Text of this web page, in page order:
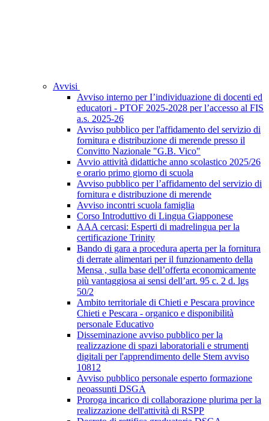
Avvisi
Avviso interno per I’individuazione di docenti ed
educatori - PTOF 2025-2028 per l’accesso al FIS
a.s. 2025-26
Avviso pubblico per l'affidamento del servizio di
fornitura e distribuzione di merende presso il
Convitto Nazionale "G.B. Vico"
Avvio attività didattiche anno scolastico 2025/26
e orario primo giorno di scuola
Avviso pubblico per l’affidamento del servizio di
fornitura e distribuzione di merende
Avviso incontri scuola famiglia
Corso Introduttivo di Lingua Giapponese
AAA cercasi: Esperti di madrelingua per la
certificazione Trinity
Bando di gara a procedura aperta per la fornitura
di derrate alimentari per il funzionamento della
Mensa , sulla base dell’offerta economicamente
più vantaggiosa ai sensi dell’art. 95 c. 2 d. lgs
50/2
Ambito territoriale di Chieti e Pescara province
Chieti e Pescara - organico e disponibilità
personale Educativo
Disseminazione avviso pubblico per la
realizzazione di spazi laboratoriali e strumenti
digitali per l'apprendimento delle Stem avviso
10812
Avviso pubblico personale esperto formazione
neoassunti DSGA
Proroga incarico di collaborazione plurima per la
realizzazione dell'attività di RSPP